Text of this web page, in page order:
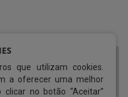
que utilizam cookies.
a oferecer uma melhor
no botão “Aceitar”